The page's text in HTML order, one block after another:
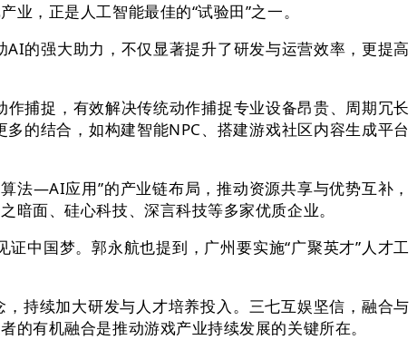
，正是人工智能最佳的“试验田”之一。
的强大助力，不仅显著提升了研发与运营效率，更提高
捕捉，有效解决传统动作捕捉专业设备昂贵、周期冗长
的结合，如构建智能NPC、搭建游戏社区内容生成平台
—AI应用”的产业链布局，推动资源共享与优势互补，
面、硅心科技、深言科技等多家优质企业。
中国梦。郭永航也提到，广州要实施“广聚英才”人才工
持续加大研发与人才培养投入。三七互娱坚信，融合与
有机融合是推动游戏产业持续发展的关键所在‌。